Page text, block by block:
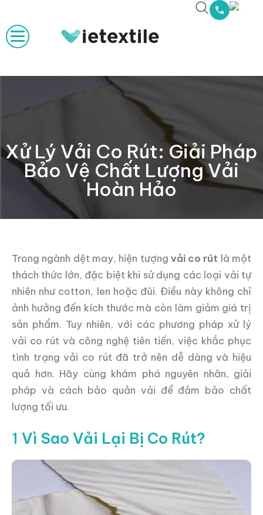
Xử Lý Vải Co Rút: Giải Pháp
Bảo Vệ Chất Lượng Vải
Hoàn Hảo
Trong ngành dệt may, hiện tượng vải co rút là một
thách thức lớn, đặc biệt khi sử dụng các loại vải tự
nhiên như cotton, len hoặc đũi. Điều này không chỉ
ảnh hưởng đến kích thước mà còn làm giảm giá trị
sản phẩm. Tuy nhiên, với các phương pháp xử lý
vải co rút và công nghệ tiên tiến, việc khắc phục
tình trạng vải co rút đã trở nên dễ dàng và hiệu
quả hơn. Hãy cùng khám phá nguyên nhân, giải
pháp và cách bảo quản vải để đảm bảo chất
lượng tối ưu.
1 Vì Sao Vải Lại Bị Co Rút?